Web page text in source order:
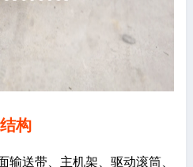
构
输送带、主机架、驱动滚筒、